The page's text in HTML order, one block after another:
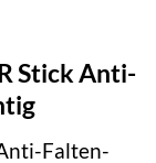
Stick Anti-
Falten-